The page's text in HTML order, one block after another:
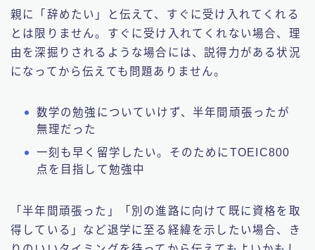
親に「辞めたい」と伝えて、すぐに受け入れてくれる
とは限りません。すぐに受け入れてくれない場合、理
由を深掘りされるような場合には、説得力がある状況
になってから伝えても問題ありません。
数学の勉強についていけず、半年間頑張ったが
無理だった
一刻も早く留学したい。そのためにTOEIC800
点を目指して勉強中
「半年間頑張った」「別の進路に向けて既に資格を取
得している」など退学に至る経緯を示したい場合、き